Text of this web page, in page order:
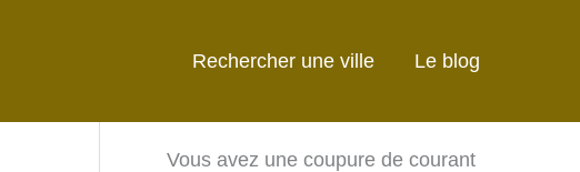
Rechercher une ville Le blog
Vous avez une coupure de courant